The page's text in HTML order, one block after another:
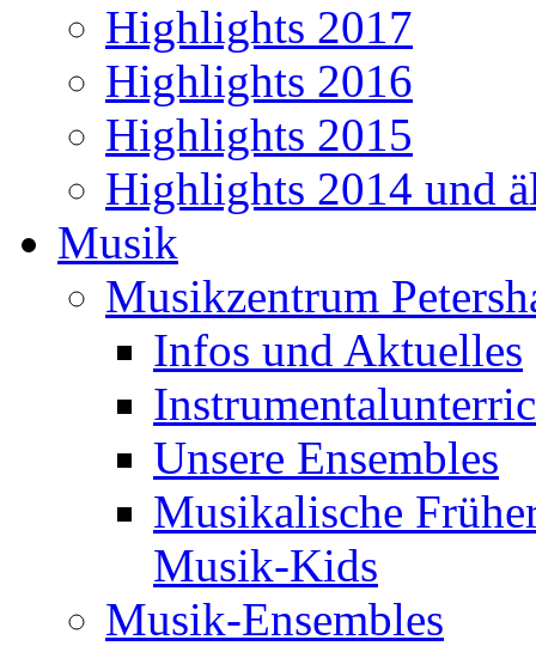
Highlights 2017
Highlights 2016
Highlights 2015
Highlights 2014 und
Musik
Musikzentrum
Infos und Aktuelles
Unsere Ensembles
Musikalische
Musik-Kids
Musik-Ensembles